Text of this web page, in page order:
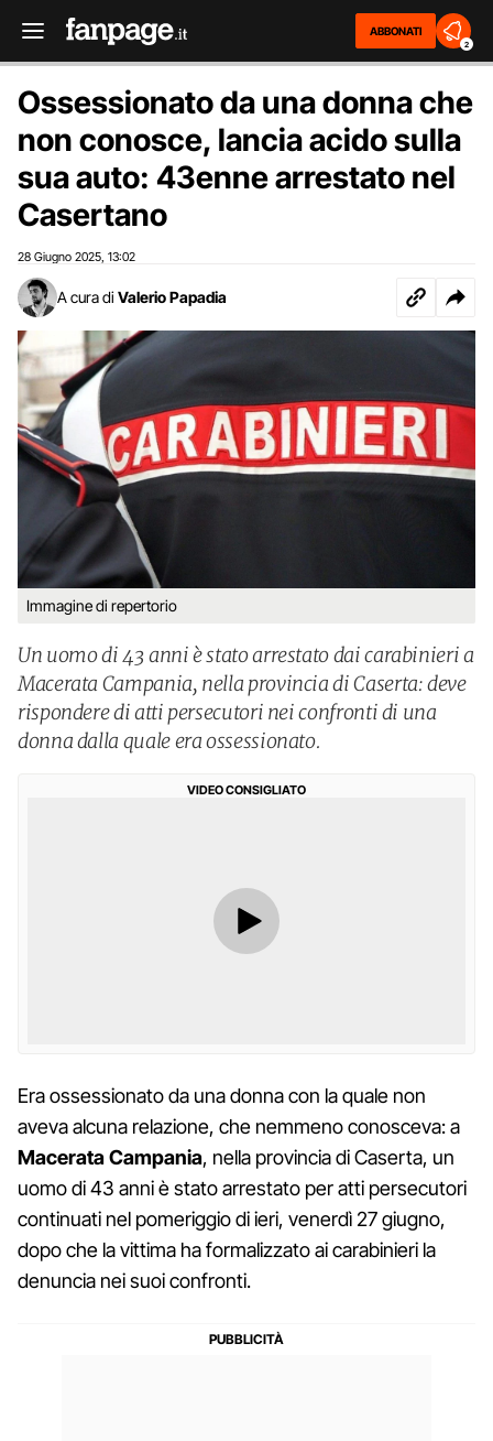
ABBONATI
2
Ossessionato da una donna che
non conosce, lancia acido sulla
sua auto: 43enne arrestato nel
Casertano
28 Giugno 2025 13:02
A cura di Valerio Papadia
Immagine di repertorio
Un uomo di 43 anni è stato arrestato dai carabinieri a
Macerata Campania, nella provincia di Caserta: deve
rispondere di atti persecutori nei confronti di una
donna dalla quale era ossessionato.
VIDEO CONSIGLIATO
Era ossessionato da una donna con la quale non
aveva alcuna relazione, che nemmeno conosceva: a
Macerata Campania, nella provincia di Caserta, un
uomo di 43 anni è stato arrestato per atti persecutori
continuati nel pomeriggio di ieri, venerdì 27 giugno,
dopo che la vittima ha formalizzato ai carabinieri la
denuncia nei suoi confronti.